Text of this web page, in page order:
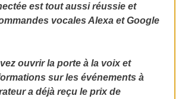
est tout aussi réussie et
vocales Alexa et Google
ouvrir la porte à la voix et
sur les événements à
a déjà reçu le prix de